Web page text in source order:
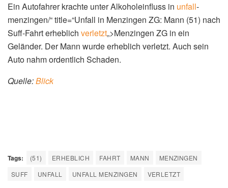
Ein Autofahrer krachte unter Alkoholeinfluss in unfall-
menzingen/“ title=“Unfall in Menzingen ZG: Mann (51) nach
Suff-Fahrt erheblich verletzt„>Menzingen ZG in ein
Geländer. Der Mann wurde erheblich verletzt. Auch sein
Auto nahm ordentlich Schaden.
Quelle:Blick
Tags: (51) ERHEBLICH FAHRT MANN
MENZINGEN
SUFF
UNFALL UNFALL MENZINGEN VERLETZT